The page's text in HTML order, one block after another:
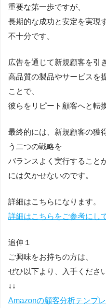
重要な第一歩ですが、
長期的な成功と安定を実現
不十分です。
広告を通じて新規顧客を引
高品質の製品やサービスを
ことで、
彼らをリピート顧客へと転
最終的には、新規顧客の獲
う二つの戦略を
バランスよく実行すること
には欠かせないのです。
詳細はこちらになります。
詳細はこちらをご参考にし
追伸１
ご興味をお持ちの方は、
ぜひ以下より、入手ください
↓↓
Amazonの顧客分析テンプ